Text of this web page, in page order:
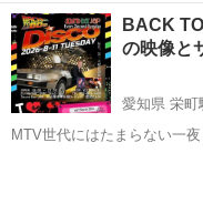
愛知 名古屋市 栄町駅
BACK
の映像と
愛知県 栄町
MTV世代にはたまらない一